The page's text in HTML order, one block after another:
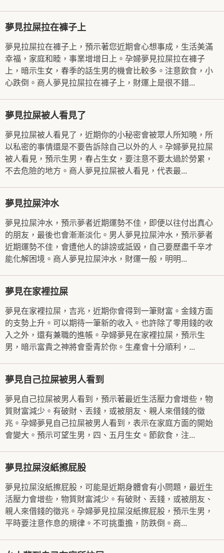
夢見拉屎拉在褲子上
夢見拉屎拉在褲子上，預示著您近期會心想事成，生活美滿
幸福，家庭和睦，事業增增日上。孕婦夢見拉屎拉在褲子
上，暗示生女，春季的話生男的機會比較多。注意飲食，小
心跌倒。商人夢見拉屎拉在褲子上，財運上是很不錯...
夢見拉屎被人看見了
夢見拉屎被人看見了，近期你的小秘密會被眾人所知曉，所
以私密的事情還是不要告訴除自己以外的人。孕婦夢見拉屎
被人看見，預示生男，春占生女，要注意不要太過於勞累，
不去危險的地方。商人夢見拉屎被人看見，代表最...
夢見拉屎沖水
夢見拉屎沖水，預示夢者近期運勢不佳，即便以往付出真心
的朋友，最後也會漸漸淡化。男人夢見拉屎沖水，預示夢者
近期運勢不佳，會遭他人的誹謗或詆毀，自己要歷盡千辛才
能化解困境。商人夢見拉屎沖水，財運一般，明明...
夢見在家裡拉屎
夢見在家裡拉屎，吉兆，近期你會得到一筆財富。金錢方面
的支勢上升。可以期待一筆新的收入。也許除了零用錢的收
入之外，還有兼職的進帳。孕婦夢見在家裡拉屎，預示生
男，暗示富貴之神將會垂青於你。生產會十分順利，...
夢見自己拉屎被男人看到
夢見自己拉屎被男人看到，預示著最近生活壓力會增些，物
質財富減少。有破財、丟錢，或被朋友、親人來借錢的徵
兆。孕婦夢見自己拉屎被男人看到，表示在家庭方面的開始
會變大。預示可望生男，四、五月生女。節飲食，注...
夢見拉屎沒紙擦屁股
夢見拉屎沒紙擦屁股，可能是近期身體會有小問題，最近生
活壓力會增些，物質財富減少。有破財、丟錢，或被朋友、
親人來借錢的徵兆。孕婦夢見拉屎沒紙擦屁股，預示生男，
平時要注意作息的規律。不可挑重擔，防跌倒。商...